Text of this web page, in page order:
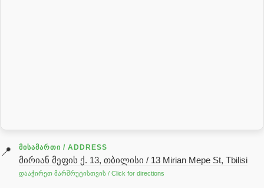
📍 ᲛᲘᲡᲐᲛᲐᲠᲗᲘ / ADDRESS
მირიან მეფის ქ. 13, თბილისი / 13 Mirian Mepe St, Tbilisi
დააჭირეთ მარშრუტისთვის / Click for directions